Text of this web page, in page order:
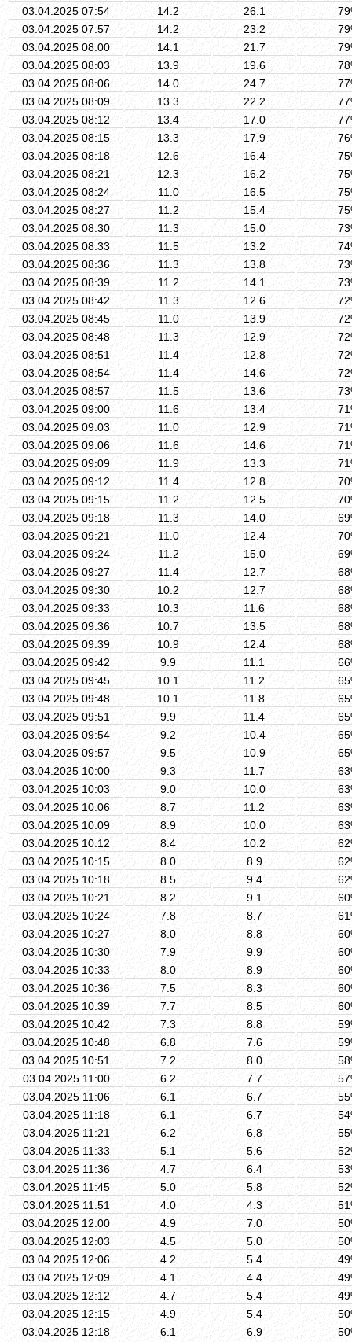
03.04.2025 07:54
14.2 26.1
03.04.2025 07:57
14.2 23.2
03.04.2025 08:00
14.1 21.7
03.04.2025 08:03
13.9 19.6
03.04.2025 08:06
14.0 24.7
03.04.2025 08:09
13.3 22.2
03.04.2025 08:12
13.4 17.0
03.04.2025 08:15
13.3 17.9
03.04.2025 08:18
12.6 16.4
03.04.2025 08:21
12.3 16.2
03.04.2025 08:24
11.0 16.5
03.04.2025 08:27
11.2 15.4
03.04.2025 08:30
11.3 15.0
03.04.2025 08:33
11.5 13.2
03.04.2025 08:36
11.3 13.8
03.04.2025 08:39
11.2 14.1
03.04.2025 08:42
11.3 12.6
03.04.2025 08:45
11.0 13.9
03.04.2025 08:48
11.3 12.9
03.04.2025 08:51
11.4 12.8
03.04.2025 08:54
11.4 14.6
03.04.2025 08:57
11.5 13.6
03.04.2025 09:00
11.6 13.4
03.04.2025 09:03
11.0 12.9
03.04.2025 09:06
11.6 14.6
03.04.2025 09:09
11.9 13.3
03.04.2025 09:12
11.4 12.8
03.04.2025 09:15
11.2 12.5
03.04.2025 09:18
11.3 14.0
03.04.2025 09:21
11.0 12.4
03.04.2025 09:24
11.2 15.0
03.04.2025 09:27
11.4 12.7
03.04.2025 09:30
10.2 12.7
03.04.2025 09:33
10.3 11.6
03.04.2025 09:36
10.7 13.5
03.04.2025 09:39
10.9 12.4
03.04.2025 09:42
9.9 11.1
03.04.2025 09:45
10.1 11.2
03.04.2025 09:48
10.1 11.8
03.04.2025 09:51
9.9 11.4
03.04.2025 09:54
9.2 10.4
03.04.2025 09:57
9.5 10.9
03.04.2025 10:00
9.3 11.7
03.04.2025 10:03
9.0 10.0
03.04.2025 10:06
8.7 11.2
03.04.2025 10:09
8.9 10.0
03.04.2025 10:12
8.4 10.2
03.04.2025 10:15
8.0 8.9
03.04.2025 10:18
8.5 9.4
03.04.2025 10:21
8.2 9.1
03.04.2025 10:24
7.8 8.7
03.04.2025 10:27
8.0 8.8
03.04.2025 10:30
7.9 9.9
03.04.2025 10:33
8.0 8.9
03.04.2025 10:36
7.5 8.3
03.04.2025 10:39
7.7 8.5
03.04.2025 10:42
7.3 8.8
03.04.2025 10:48
6.8 7.6
03.04.2025 10:51
7.2 8.0
03.04.2025 11:00
6.2 7.7
03.04.2025 11:06
6.1 6.7
03.04.2025 11:18
6.1 6.7
03.04.2025 11:21
6.2 6.8
03.04.2025 11:33
5.1 5.6
03.04.2025 11:36
4.7 6.4
03.04.2025 11:45
5.0 5.8
03.04.2025 11:51
4.0 4.3
03.04.2025 12:00
4.9 7.0
03.04.2025 12:03
4.5 5.0
03.04.2025 12:06
4.2 5.4
03.04.2025 12:09
4.1 4.4
03.04.2025 12:12
4.7 5.4
03.04.2025 12:15
4.9 5.4
03.04.2025 12:18
6.1 6.9